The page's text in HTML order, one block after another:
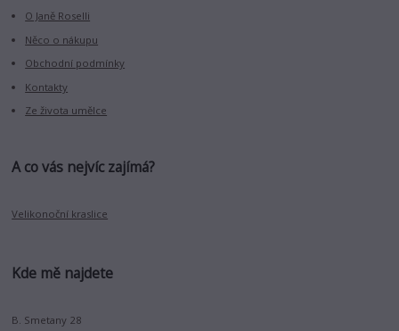
O Janě Roselli
Něco o nákupu
Obchodní podmínky
Kontakty
Ze života umělce
A co vás nejvíc zajímá?
Velikonoční kraslice
Kde mě najdete
B. Smetany 28